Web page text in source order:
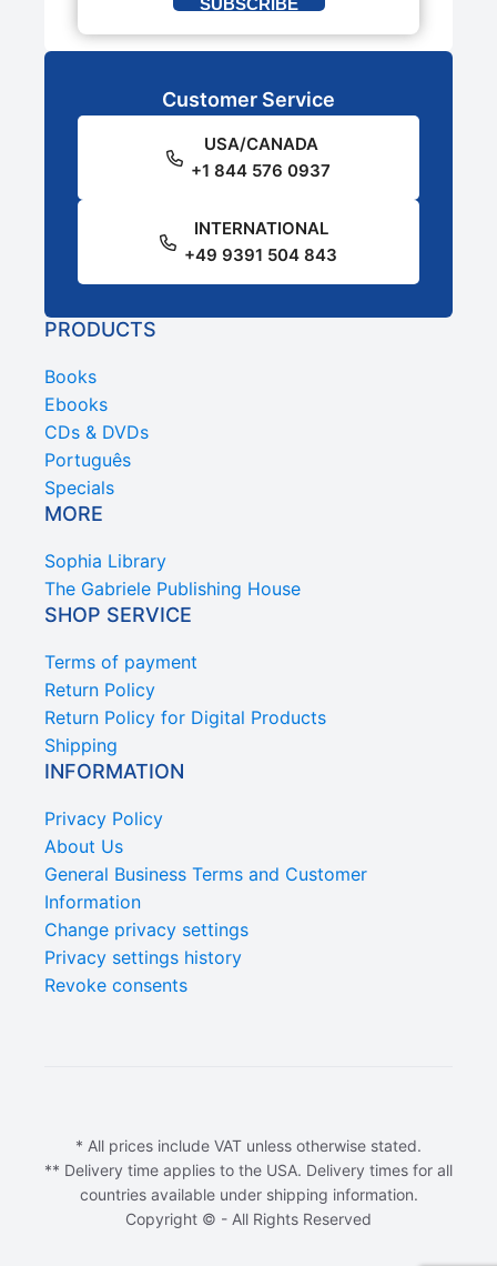
SUBSCRIBE
Customer Service
USA/CANADA
+1 844 576 0937
INTERNATIONAL
+49 9391 504 843
PRODUCTS
Books
Ebooks
CDs & DVDs
Português
Specials
MORE
Sophia Library
The Gabriele Publishing House
SHOP SERVICE
Terms of payment
Return Policy
Return Policy for Digital Products
Shipping
INFORMATION
Privacy Policy
About Us
General Business Terms and Customer
Information
Change privacy settings
Privacy settings history
Revoke consents
* All prices include VAT unless otherwise stated.
** Delivery time applies to the USA. Delivery times for all
countries available under shipping information.
Copyright © - All Rights Reserved